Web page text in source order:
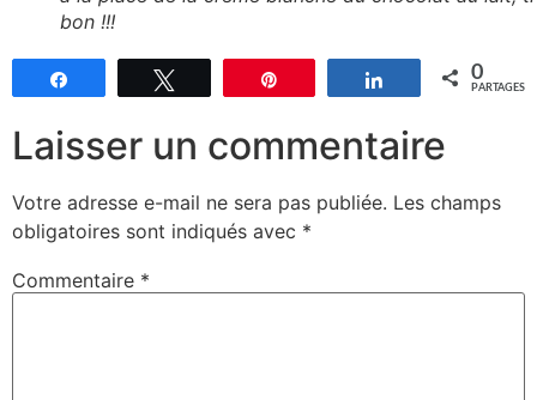
bon !!!
Partagez 0
PARTAGES
Laisser un commentaire
Votre adresse e-mail ne sera pas publiée. Les champs
obligatoires sont indiqués avec *
Commentaire *